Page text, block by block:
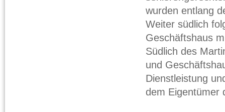
wurden entlang
Weiter südlich
Geschäftshaus
Südlich des
und
Dienstleistung
dem Eigentümer